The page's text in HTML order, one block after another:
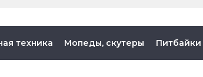
техника Мопеды, скутеры Питбайки